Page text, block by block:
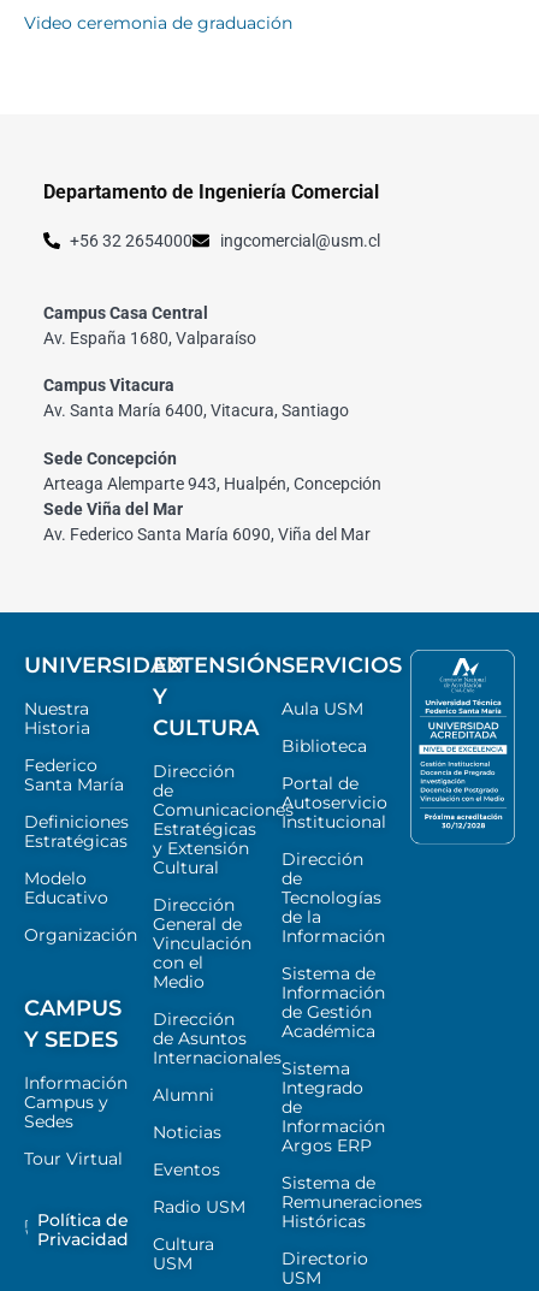
Video ceremonia de graduación
Departamento de Ingeniería Comercial
+56 32 2654000 ingcomercial@usm.cl
Campus Casa Central
Av. España 1680, Valparaíso
Campus Vitacura
Av. Santa María 6400, Vitacura, Santiago
Sede Concepción
Arteaga Alemparte 943, Hualpén, Concepción
Sede Viña del Mar
Av. Federico Santa María 6090, Viña del Mar
UNIVERSIDAD
Nuestra
Historia
Federico
Santa María
Definiciones
Estratégicas
Modelo
Educativo
Organización
CAMPUS
Y SEDES
Información
Campus y
Sedes
Tour Virtual
Política de
Privacidad
EXTENSIÓN
Y
CULTURA
Dirección
de
Comunicaciones
Estratégicas
y Extensión
Cultural
Dirección
General de
Vinculación
con el
Medio
Dirección
de Asuntos
Internacionales
Alumni
Noticias
Eventos
Radio USM
Cultura
USM
SERVICIOS
Aula USM
Biblioteca
Portal de
Autoservicio
Institucional
Dirección
de
Tecnologías
de la
Información
Sistema de
Información
de Gestión
Académica
Sistema
Integrado
de
Información
Argos ERP
Sistema de
Remuneraciones
Históricas
Directorio
USM